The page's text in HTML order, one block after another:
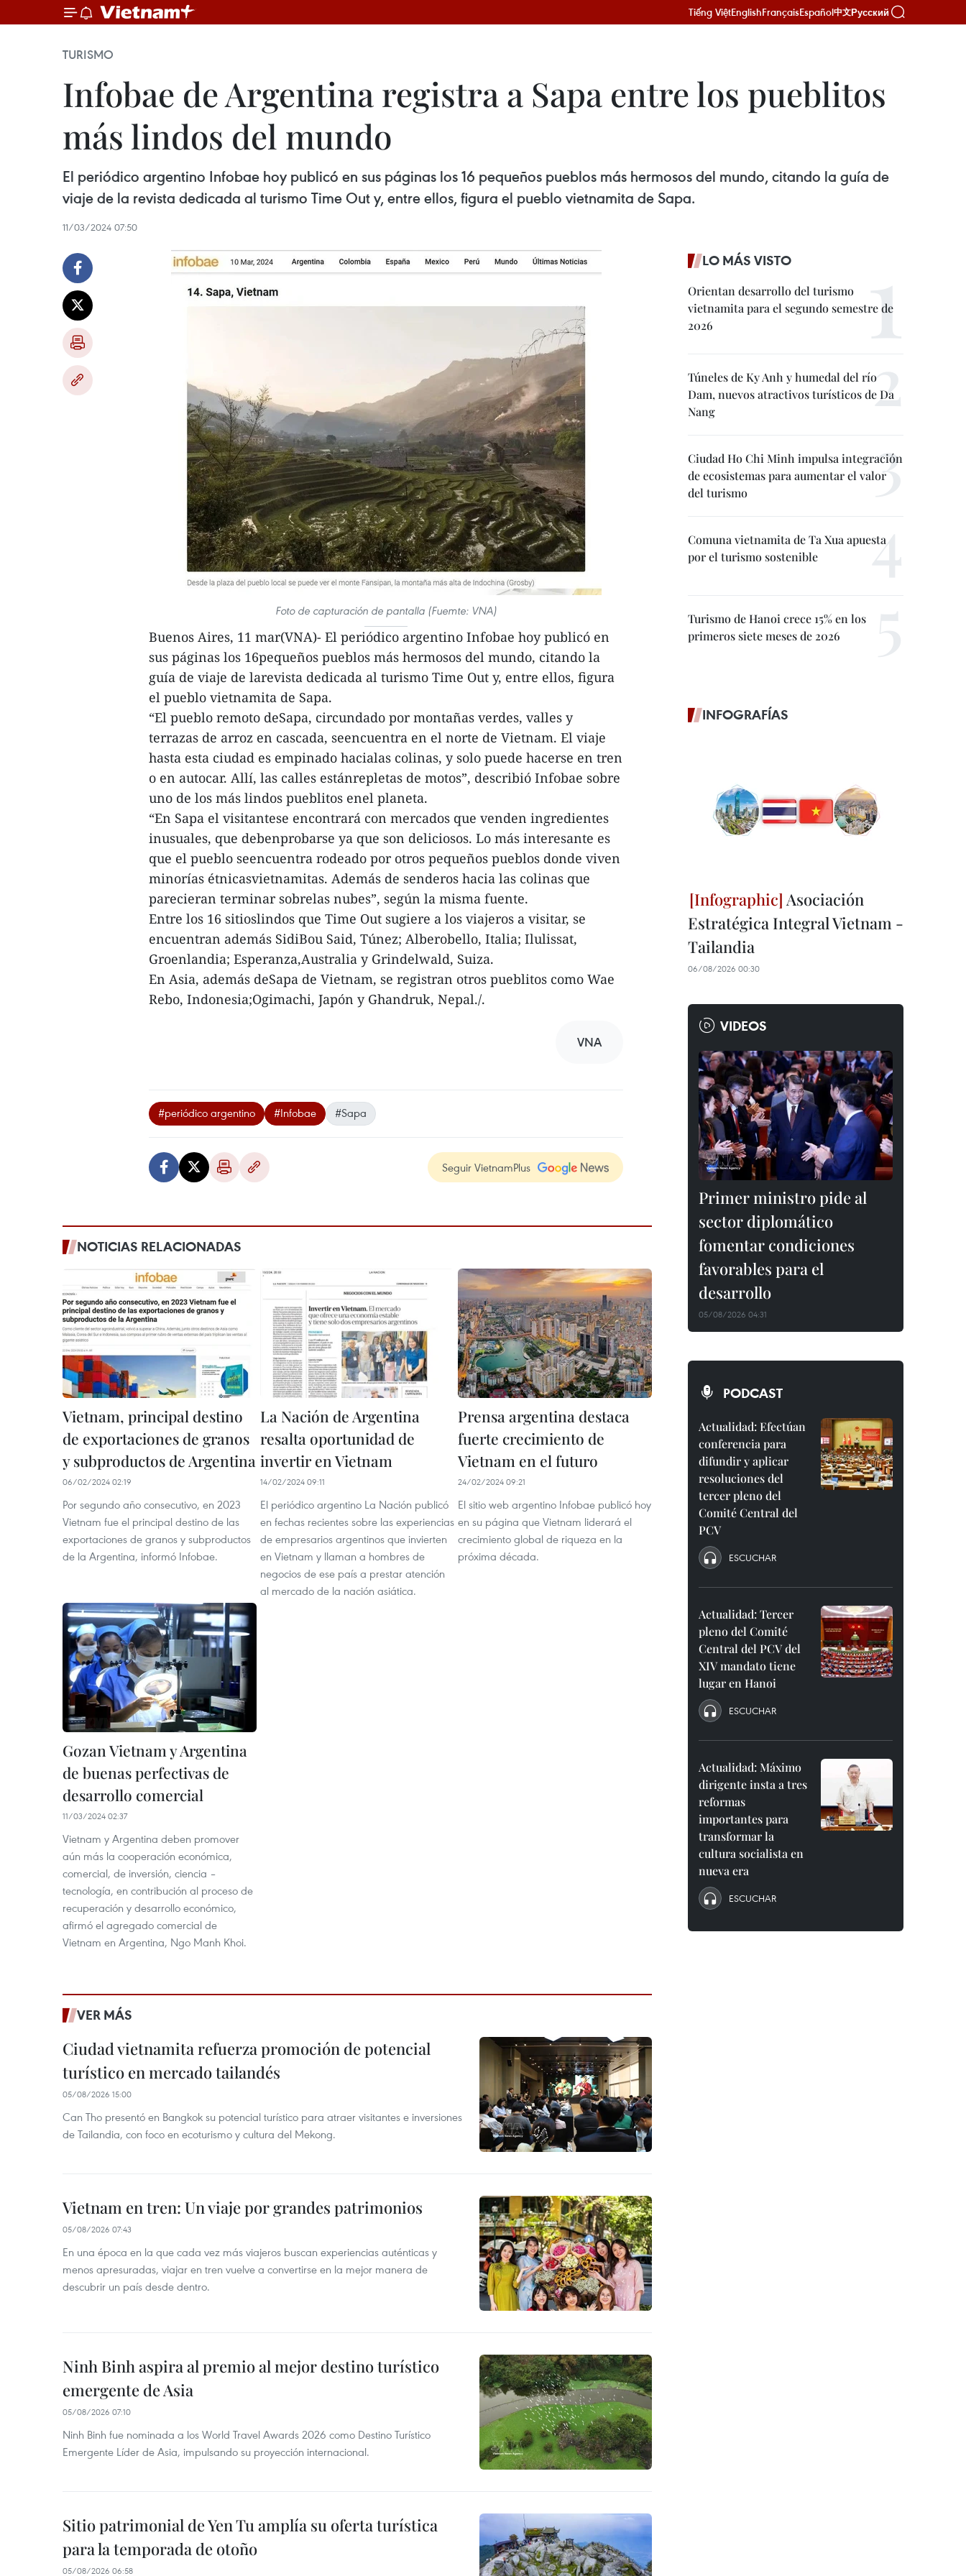
Tiếng ViệtEnglishFrançaisEspañol中文Русский
TURISMO
Infobae de Argentina registra a Sapa entre los pueblitos
más lindos del mundo
El periódico argentino Infobae hoy publicó en sus páginas los 16 pequeños pueblos más hermosos del mundo, citando la guía de
viaje de la revista dedicada al turismo Time Out y, entre ellos, figura el pueblo vietnamita de Sapa.
11/03/2024 07:50
Foto de capturación de pantalla (Fuemte: VNA)
Buenos Aires, 11 mar(VNA)- El periódico argentino Infobae hoy publicó en
sus páginas los 16pequeños pueblos más hermosos del mundo, citando la
guía de viaje de larevista dedicada al turismo Time Out y, entre ellos, figura
el pueblo vietnamita de Sapa.
“El pueblo remoto deSapa, circundado por montañas verdes, valles y
terrazas de arroz en cascada, seencuentra en el norte de Vietnam. El viaje
hasta esta ciudad es empinado hacialas colinas, y solo puede hacerse en tren
o en autocar. Allí, las calles estánrepletas de motos”, describió Infobae sobre
uno de los más lindos pueblitos enel planeta.
“En Sapa el visitantese encontrará con mercados que venden ingredientes
inusuales, que debenprobarse ya que son deliciosos. Lo más interesante es
que el pueblo seencuentra rodeado por otros pequeños pueblos donde viven
minorías étnicasvietnamitas. Además de senderos hacia las colinas que
parecieran terminar sobrelas nubes”, según la misma fuente.
Entre los 16 sitioslindos que Time Out sugiere a los viajeros a visitar, se
encuentran además SidiBou Said, Túnez; Alberobello, Italia; Ilulissat,
Groenlandia; Esperanza,Australia y Grindelwald, Suiza.
En Asia, además deSapa de Vietnam, se registran otros pueblitos como Wae
Rebo, Indonesia;Ogimachi, Japón y Ghandruk, Nepal./.
VNA
#periódico argentino #Infobae #Sapa
Seguir VietnamPlus
NOTICIAS RELACIONADAS
Vietnam, principal destino
de exportaciones de granos
y subproductos de Argentina
06/02/2024 02:19
Por segundo año consecutivo, en 2023
Vietnam fue el principal destino de las
exportaciones de granos y subproductos
de la Argentina, informó Infobae.
La Nación de Argentina
resalta oportunidad de
invertir en Vietnam
14/02/2024 09:11
El periódico argentino La Nación publicó
en fechas recientes sobre las experiencias
de empresarios argentinos que invierten
en Vietnam y llaman a hombres de
negocios de ese país a prestar atención
al mercado de la nación asiática.
Prensa argentina destaca
fuerte crecimiento de
Vietnam en el futuro
24/02/2024 09:21
El sitio web argentino Infobae publicó hoy
en su página que Vietnam liderará el
crecimiento global de riqueza en la
próxima década.
Gozan Vietnam y Argentina
de buenas perfectivas de
desarrollo comercial
11/03/2024 02:37
Vietnam y Argentina deben promover
aún más la cooperación económica,
comercial, de inversión, ciencia –
tecnología, en contribución al proceso de
recuperación y desarrollo económico,
afirmó el agregado comercial de
Vietnam en Argentina, Ngo Manh Khoi.
VER MÁS
Ciudad vietnamita refuerza promoción de potencial
turístico en mercado tailandés
05/08/2026 15:00
Can Tho presentó en Bangkok su potencial turístico para atraer visitantes e inversiones
de Tailandia, con foco en ecoturismo y cultura del Mekong.
Vietnam en tren: Un viaje por grandes patrimonios
05/08/2026 07:43
En una época en la que cada vez más viajeros buscan experiencias auténticas y
menos apresuradas, viajar en tren vuelve a convertirse en la mejor manera de
descubrir un país desde dentro.
Ninh Binh aspira al premio al mejor destino turístico
emergente de Asia
05/08/2026 07:10
Ninh Binh fue nominada a los World Travel Awards 2026 como Destino Turístico
Emergente Líder de Asia, impulsando su proyección internacional.
Sitio patrimonial de Yen Tu amplía su oferta turística
para la temporada de otoño
05/08/2026 06:58
LO MÁS VISTO
Orientan desarrollo del turismo
vietnamita para el segundo semestre de
2026
Túneles de Ky Anh y humedal del río
Dam, nuevos atractivos turísticos de Da
Nang
Ciudad Ho Chi Minh impulsa integración
de ecosistemas para aumentar el valor
del turismo
Comuna vietnamita de Ta Xua apuesta
por el turismo sostenible
Turismo de Hanoi crece 15% en los
primeros siete meses de 2026
INFOGRAFÍAS
Asociación
Estratégica Integral Vietnam -
Tailandia
06/08/2026 00:30
VIDEOS
Primer ministro pide al
sector diplomático
fomentar condiciones
favorables para el
desarrollo
05/08/2026 04:31
PODCAST
Actualidad: Efectúan
conferencia para
difundir y aplicar
resoluciones del
tercer pleno del
Comité Central del
PCV
ESCUCHAR
Actualidad: Tercer
pleno del Comité
Central del PCV del
XIV mandato tiene
lugar en Hanoi
ESCUCHAR
Actualidad: Máximo
dirigente insta a tres
reformas
importantes para
transformar la
cultura socialista en
nueva era
ESCUCHAR